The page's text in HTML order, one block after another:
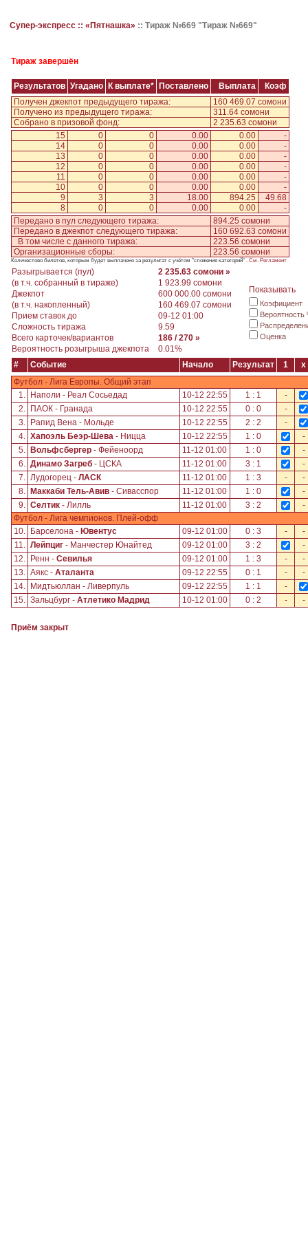
Супер-экспресс :: «Пятнашка» :: Тираж №669 "Тираж №669"
Тираж завершён
Результатов Угадано К выплате* Поставлено Выплата
Коэф
Получен джекпот предыдущего тиража:
160 469.07 сомони
Получено из предыдущего тиража:
311.64 сомони
Собрано в призовой фонд:
2 235.63 сомони
15
0 0 0.00 0.00
-
14
0 0 0.00 0.00
-
13
0 0 0.00 0.00
-
12
0 0 0.00 0.00
-
11
0 0 0.00 0.00
-
10
0 0 0.00 0.00
-
9
3 3 18.00 894.25
49.68
8
0 0 0.00 0.00
-
Передано в пул следующего тиража:
894.25 сомони
Передано в джекпот следующего тиража:
160 692.63 сомони
В том числе с данного тиража:
223.56 сомони
Организационные сборы:
223.56 сомони
Количестово билетов, которым будет выплачено за результат с учётом "сложения категорий" . См. Регламент
Разыгрывается (пул)
2 235.63 сомони »
(в т.ч. собранный в тираже)
1 923.99 сомони
Джекпот
600 000.00 сомони
(в т.ч. накопленный)
160 469.07 сомони
Прием ставок до
09-12 01:00
Сложность тиража
9.59
Всего карточек/вариантов
186 / 270 »
Вероятность розыгрыша джекпота
0.01%
Показывать
Коэфициент
Вероятность
Оценка
# Событие Начало Результат 1
x
Футбол - Лига Европы. Общий этап
1.
Наполи - Реал Сосьедад 10-12 22:55 1 : 1
-
2.
ПАОК - Гранада 10-12 22:55 0 : 0
-
3.
Рапид Вена - Мольде 10-12 22:55 2 : 2
-
4. Хапоэль Беэр-Шева - Ницца 10-12 22:55 1 : 0
-
5.
Вольфсбергер - Фейеноорд 11-12 01:00 1 : 0
-
6. Динамо Загреб - ЦСКА 11-12 01:00 3 : 1
-
7. Лудогорец - ЛАСК 11-12 01:00 1 : 3 -
-
8.
Маккаби Тель-Авив - Сивасспор 11-12 01:00 1 : 0
-
9. Селтик - Лилль 11-12 01:00 3 : 2
-
Футбол - Лига чемпионов. Плей-офф
10.
Барселона - Ювентус 09-12 01:00 0 : 3 -
-
11. Лейпциг - Манчестер Юнайтед 09-12 01:00 3 : 2
-
12.
Ренн - Севилья 09-12 01:00 1 : 3 -
-
13. Аякс - Аталанта 09-12 22:55 0 : 1 -
-
14.
Мидтьюллан - Ливерпуль 09-12 22:55 1 : 1
-
15. Зальцбург - Атлетико Мадрид 10-12 01:00 0 : 2 - -
Приём закрыт